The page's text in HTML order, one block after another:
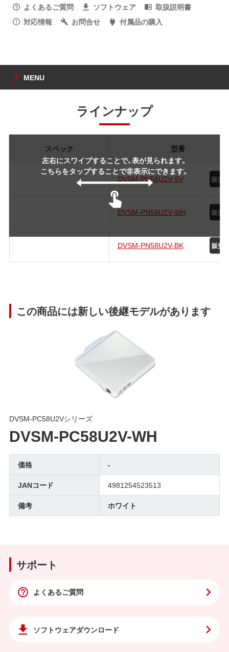
よくあるご質問
ソフトウェア
取扱説明書
対応情報
お問合せ 付属品の購入
MENU
ラインナップ
左右にスワイプすることで、表が見られます。
こちらをタップすることで非表示にできます。
スペック 型番
DVSM-PN58U2V-SV
DVSM-PN58U2V-WH
DVSM-PN58U2V-BK
この商品には新しい後継モデルがあります
DVSM-PC58U2Vシリーズ
DVSM-PC58U2V-WH
価格
-
JANコード
4981254523513
備考
ホワイト
サポート
よくあるご質問
ソフトウェアダウンロード